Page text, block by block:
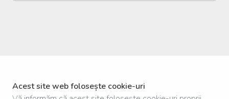
Acest site web folosește cookie-uri